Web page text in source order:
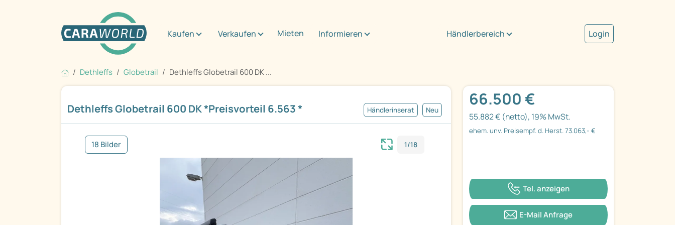
Kaufen Verkaufen Mieten Informieren Händlerbereich Login
Dethleffs Globetrail Dethleffs Globetrail 600 DK ...
Dethleffs Globetrail 600 DK *Preisvorteil 6.563 * Händlerinserat Neu
18 Bilder 1/18
66.500 €
55.882 € (netto), 19% MwSt.
ehem. unv. Preisempf. d. Herst. 73.063,- €
Tel. anzeigen
E-Mail Anfrage